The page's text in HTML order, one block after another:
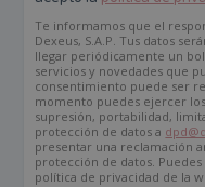
Te informamos que el
Dexeus, S.A.P. Tus datos
llegar periódicamente un
servicios y novedades que
consentimiento puede ser
momento puedes ejercer
supresión, portabilidad,
protección de datos a
presentar una reclamación
protección de datos.
política de privacidad de la